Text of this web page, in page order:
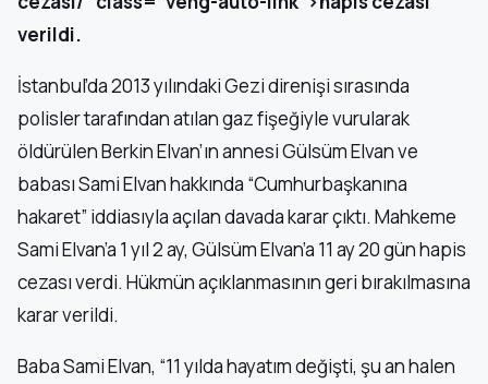
verildi.
İstanbul’da 2013 yılındaki Gezi direnişi sırasında
polisler tarafından atılan gaz fişeğiyle vurularak
öldürülen Berkin Elvan’ın annesi Gülsüm Elvan ve
babası Sami Elvan hakkında “Cumhurbaşkanına
hakaret” iddiasıyla açılan davada karar çıktı. Mahkeme
Sami Elvan’a 1 yıl 2 ay, Gülsüm Elvan’a 11 ay 20 gün hapis
cezası verdi. Hükmün açıklanmasının geri bırakılmasına
karar verildi.
Baba Sami Elvan, “11 yılda hayatım değişti, şu an halen